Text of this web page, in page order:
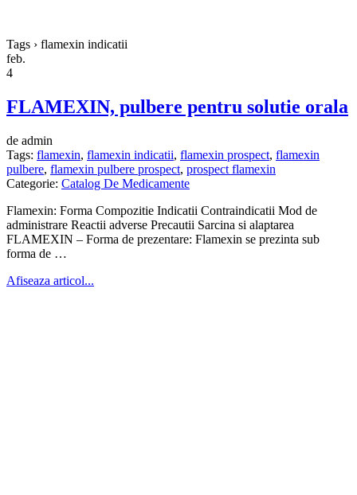
Tags › flamexin indicatii
feb.
4
FLAMEXIN, pulbere pentru solutie orala
de admin
Tags: flamexin, flamexin indicatii, flamexin prospect, flamexin
pulbere, flamexin pulbere prospect, prospect flamexin
Categorie: Catalog De Medicamente
Flamexin: Forma Compozitie Indicatii Contraindicatii Mod de
administrare Reactii adverse Precautii Sarcina si alaptarea
FLAMEXIN – Forma de prezentare: Flamexin se prezinta sub
forma de …
Afiseaza articol...